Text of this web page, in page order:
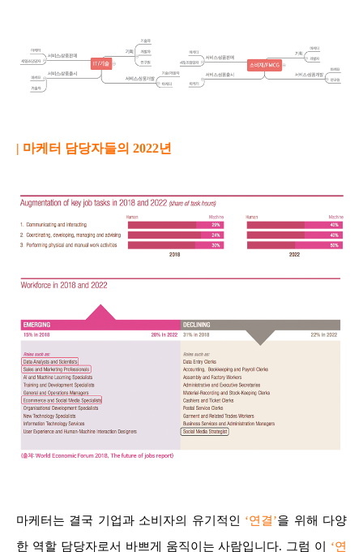
| 마케터 담당자들의 2022년
마케터는 결국 기업과 소비자의 유기적인 ‘연결’을 위해 다양
한 역할 담당자로서 바쁘게 움직이는 사람입니다. 그럼 이 ‘연